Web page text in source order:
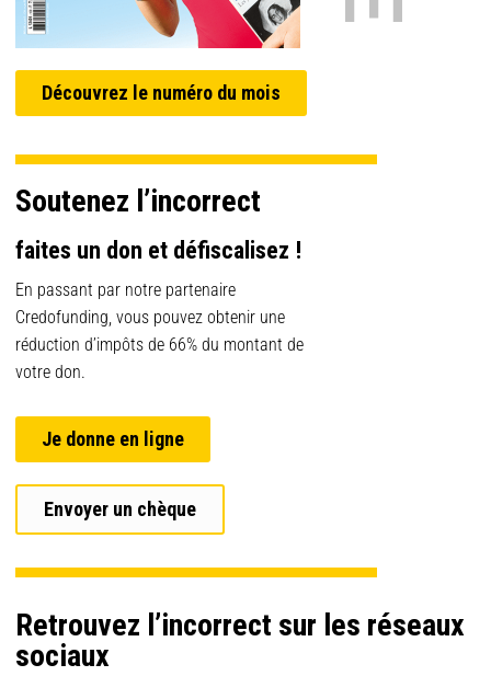
Découvrez le numéro du mois
Soutenez l’incorrect
faites un don et défiscalisez !
En passant par notre partenaire
Credofunding, vous pouvez obtenir une
réduction d’impôts de 66% du montant de
votre don.
Je donne en ligne
Envoyer un chèque
Retrouvez l’incorrect sur les réseaux
sociaux